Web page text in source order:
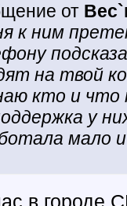
от
к ним
на твой
кто и что
у
мало
в городе